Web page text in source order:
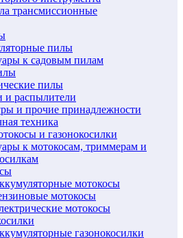
трансмиссионные
пилы
к садовым пилам
пилы
и распылители
и прочие принадлежности
техника
и газонокосилки
к мотокосам, триммерам и
мотокосы
мотокосы
мотокосы
газонокосилки